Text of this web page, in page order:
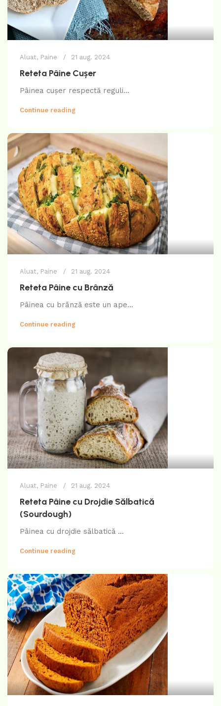
Aluat, Paine 21 aug. 2024
Reteta Pâine Cușer
Pâinea cușer respectă reguli...
Continue reading
Aluat, Paine 21 aug. 2024
Reteta Pâine cu Brânză
Pâinea cu brânză este un ape...
Continue reading
Aluat, Paine 21 aug. 2024
Reteta Pâine cu Drojdie Sălbatică
(Sourdough)
Pâinea cu drojdie sălbatică ...
Continue reading